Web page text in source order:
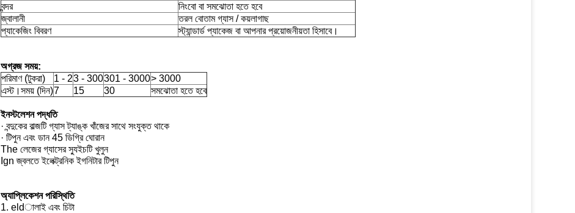
বন্দর
নিংবো বা সমঝোতা হতে হবে
জ্বালানী
তরল বোতাম গ্যাস / কয়লাগাছ
প্যাকেজিং বিবরণ
স্ট্যান্ডার্ড প্যাকেজ বা আপনার প্রয়োজনীয়তা হিসাবে।
অগ্রজ সময়:
পরিমাণ (টুকরা)
1 - 23 - 300301 - 3000> 3000
এস্ট।সময় (দিন)7 15 30 সমঝোতা হতে হবে
ইনস্টলেশন পদ্ধতি
· বন্দুকের বাল্জটি গ্যাস ট্যাঙ্ক খাঁজের সাথে সংযুক্ত থাকে
· টিপুন এবং ডান 45 ডিগ্রি ঘোরান
The লেজের গ্যাসের স্যুইচটি খুলুন
Ign জ্বলতে ইলেক্ট্রনিক ইগনিটার টিপুন
অ্যাপ্লিকেশন পরিস্থিতি
1. eldালাই এবং চিটা